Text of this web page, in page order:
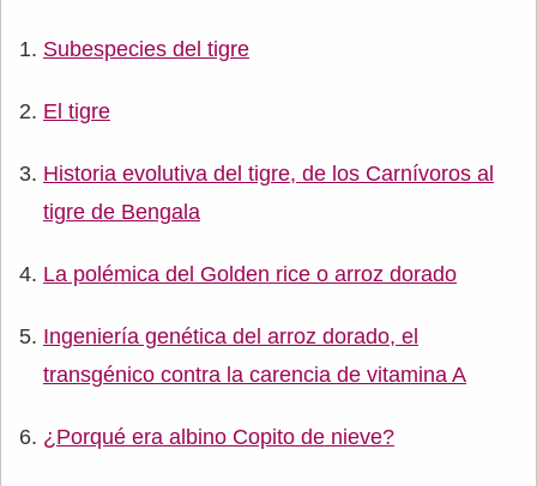
Subespecies del tigre
El tigre
Historia evolutiva del tigre, de los Carnívoros al
tigre de Bengala
La polémica del Golden rice o arroz dorado
Ingeniería genética del arroz dorado, el
transgénico contra la carencia de vitamina A
¿Porqué era albino Copito de nieve?